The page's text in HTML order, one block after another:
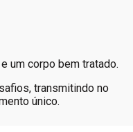
um corpo bem tratado.
transmitindo no
único.